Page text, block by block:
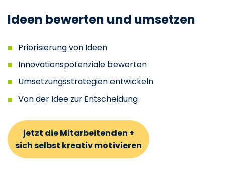
Ideen bewerten und umsetzen
Priorisierung von Ideen
Innovationspotenziale bewerten
Umsetzungsstrategien entwickeln
Von der Idee zur Entscheidung
jetzt die Mitarbeitenden +
sich selbst kreativ motivieren